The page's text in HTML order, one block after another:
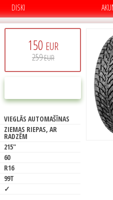
DISKI
150 EUR
259EUR
VIEGLĀS AUTOMAŠĪNAS
ZIEMAS RIEPAS, AR
RADZĒM
215"
60
R16
99T
✓